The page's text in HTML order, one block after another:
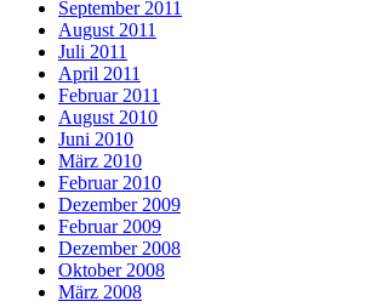
September 2011
August 2011
Juli 2011
April 2011
Februar 2011
August 2010
Juni 2010
März 2010
Februar 2010
Dezember 2009
Februar 2009
Dezember 2008
Oktober 2008
März 2008